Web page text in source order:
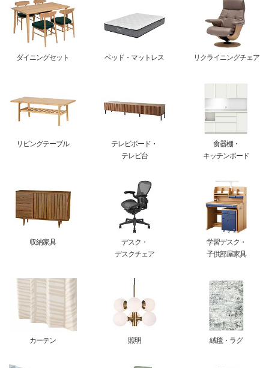
ダイニングセット ベッド・マットレス リクライニングチェア
リビングテーブル
テレビボード・
テレビ台
食器棚・
キッチンボード
収納家具
デスク・
デスクチェア
学習デスク・
子供部屋家具
カーテン 照明 絨毯・ラグ